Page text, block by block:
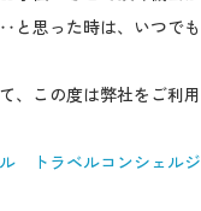
と思った時は、いつで
、この度は弊社をご利
トラベルコンシェル